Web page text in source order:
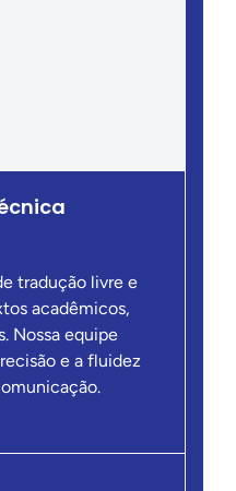
tradução livre e
acadêmicos,
Nossa equipe
e a fluidez